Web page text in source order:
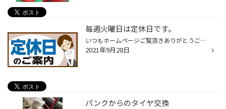
毎週火曜日は定休日です。
いつもホームページご覧頂きありがとうございます。 当店は堺市西区、13号線沿いにあるタイヤ館堺店です。 本日、火曜日は定休日になっております。 大変ご迷惑をおかけしますが、何卒ご了承いただきますよう宜しくお願い申し上げます。
2021年9月28日
パンクからのタイヤ交換